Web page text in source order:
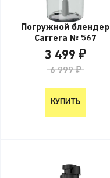
Погружной блендер
Carrera № 567
3 499 ₽
6 999 ₽
КУПИТЬ